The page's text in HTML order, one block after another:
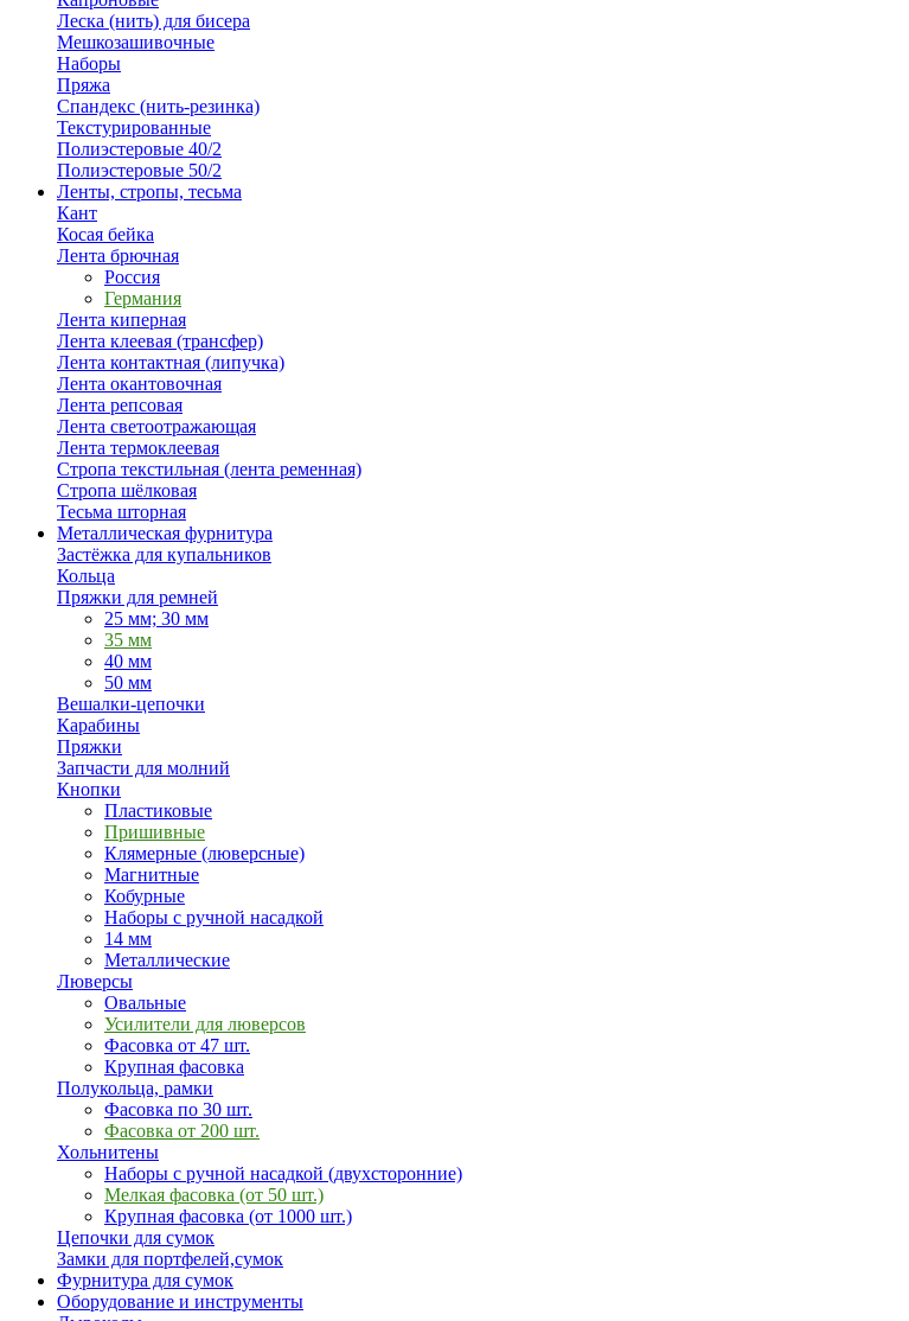
Леска (нить) для бисера
Мешкозашивочные
Наборы
Пряжа
Спандекс (нить-резинка)
Текстурированные
Полиэстеровые 40/2
Полиэстеровые 50/2
Ленты, стропы, тесьма
Кант
Косая бейка
Лента брючная
Россия
Германия
Лента киперная
Лента клеевая (трансфер)
Лента контактная (липучка)
Лента окантовочная
Лента репсовая
Лента светоотражающая
Лента термоклеевая
Стропа текстильная (лента ременная)
Стропа шёлковая
Тесьма шторная
Металлическая фурнитура
Застёжка для купальников
Кольца
Пряжки для ремней
25 мм; 30 мм
35 мм
40 мм
50 мм
Вешалки-цепочки
Карабины
Пряжки
Запчасти для молний
Кнопки
Пластиковые
Пришивные
Клямерные (люверсные)
Магнитные
Кобурные
Наборы с ручной насадкой
14 мм
Металлические
Люверсы
Овальные
Усилители для люверсов
Фасовка от 47 шт.
Крупная фасовка
Полукольца, рамки
Фасовка по 30 шт.
Фасовка от 200 шт.
Хольнитены
Наборы с ручной насадкой (двухсторонние)
Мелкая фасовка (от 50 шт.)
Крупная фасовка (от 1000 шт.)
Цепочки для сумок
Замки для портфелей,сумок
Фурнитура для сумок
Оборудование и инструменты